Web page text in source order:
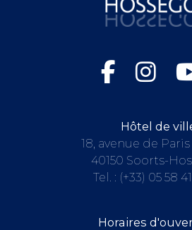
Hôtel de
18, avenue de Paris
40150 Soorts-
Tel. : (+33) 05 58
Horaires